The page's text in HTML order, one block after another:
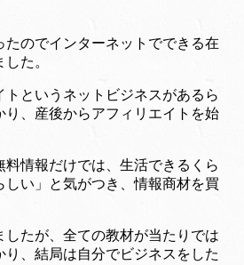
たのでインターネットでできる在
た。
トというネットビジネスがあるら
り、産後からアフィリエイトを始
料情報だけでは、生活できるくら
しい」と気がつき、情報商材を買
したが、全ての教材が当たりでは
り、結局は自分でビジネスをした